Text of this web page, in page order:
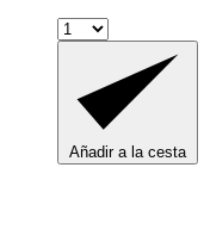
Añadir a la cesta